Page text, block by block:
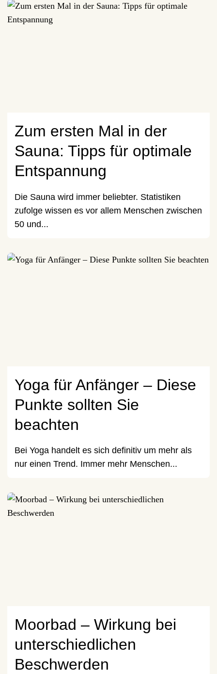
Zum ersten Mal in der
Sauna: Tipps für optimale
Entspannung
Die Sauna wird immer beliebter. Statistiken
zufolge wissen es vor allem Menschen zwischen
50 und...
Yoga für Anfänger – Diese
Punkte sollten Sie
beachten
Bei Yoga handelt es sich definitiv um mehr als
nur einen Trend. Immer mehr Menschen...
Moorbad – Wirkung bei
unterschiedlichen
Beschwerden